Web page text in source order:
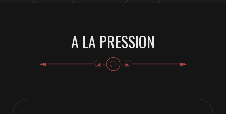
A LA PRESSION